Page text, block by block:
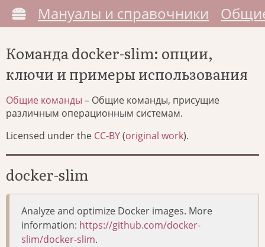
Мануалы и справочники
Команда docker-slim: опции,
ключи и примеры использования
Общие команды – Общие команды, присущие
различным операционным системам.
Licensed under the CC-BY(original work).
docker-slim
Analyze and optimize Docker images. More
information: https://github.com/docker-
slim/docker-slim.